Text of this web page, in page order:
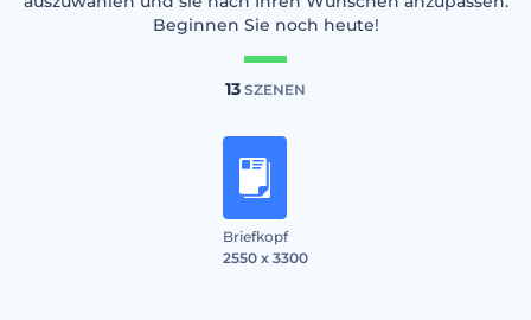
Beginnen Sie noch heute!
13 SZENEN
Briefkopf
2550 x 3300